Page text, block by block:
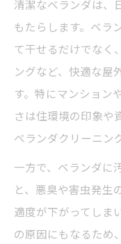
清潔なベランダは、
もたらします。ベラ
て干せるだけでなく
ングなど、快適な屋
す。特にマンション
さは住環境の印象や
ベランダクリーニン
一方で、ベランダに
と、悪臭や害虫発生
適度が下がってしま
の原因にもなるため